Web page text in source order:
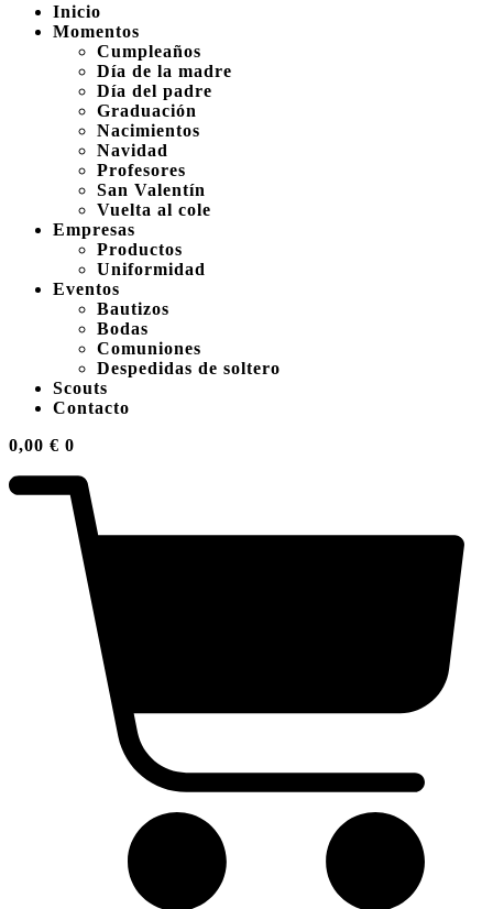
Inicio
Momentos
Cumpleaños
Día de la madre
Día del padre
Graduación
Nacimientos
Navidad
Profesores
San Valentín
Vuelta al cole
Empresas
Productos
Uniformidad
Eventos
Bautizos
Bodas
Comuniones
Despedidas de soltero
Scouts
Contacto
0,00 € 0